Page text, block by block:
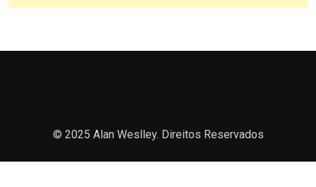
© 2025 Alan Weslley. Direitos Reservados